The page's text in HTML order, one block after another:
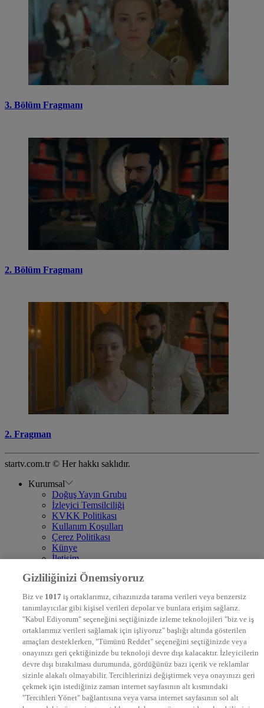
3. Bölüm Fragmanı
2. Bölüm Fragmanı
2. Fragman
startv.com.tr © Her hakkı saklıdır.
Kurumsal
Doğuş Yayın Grubu
İzleyici Temsilciliği
KVKK Politikası
Kullanım Koşulları
Çerez Politikası
Künye
İletişim
DYG Televizyonlar
STAR
EURO STAR
KRAL POP TV
DYG Radyolar
NTV RADYO
KRAL FM
KRAL POP
EKSEN
VOYAGE
DYG Dijital
Gizliliğinizi Önemsiyoruz
Biz ve 1017 iş ortaklarımız, cihazınızda tarama verileri veya benzersiz
tanımlayıcılar gibi kişisel verileri depolar ve bunlara erişim sağlarız.
"Kabul Ediyorum" seçeneğini seçtiğinizde izleme teknolojileri "biz ve iş
ortaklarımız verileri sağlamak için işliyoruz" başlığı altında gösterilen
amaçları desteklerken, "Tümünü Reddet" seçeneğini seçtiğinizde veya
onayınızı geri çektiğinizde bu teknoloji devre dışı kalacaktır. İzleyicilerin
devre dışı bırakılması durumunda, gördüğünüz bazı içerik ve reklamlar
sizinle alakalı olmayabilir. Tercihlerinizi değiştirmek veya onayınızı geri
çekmek için istediğiniz zaman internet sayfasının alt kısmındaki
"Tercihleri Yönet" bağlantısına veya varsa internet sayfasının sol alt